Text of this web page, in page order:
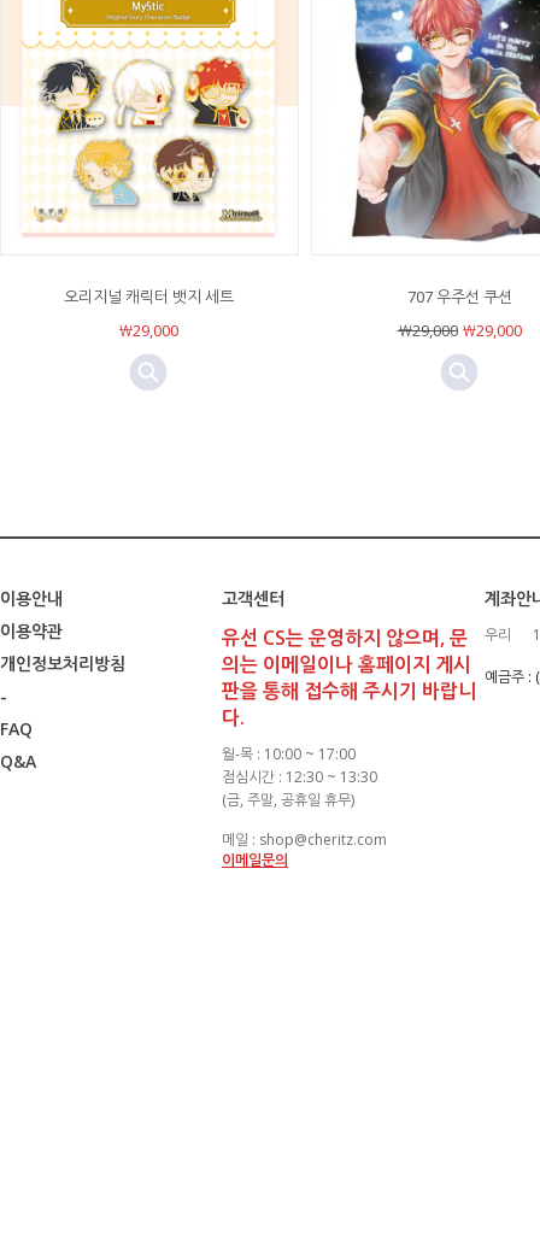
오리지널 캐릭터 뱃지 세트
￦29,000
707 우주선 쿠션
￦29,000￦29,000
이용안내
이용약관
개인정보처리방침
-
FAQ
Q&A
고객센터
유선 CS는 운영하지 않으며, 문
의는 이메일이나 홈페이지 게시
판을 통해 접수해 주시기 바랍니
다.
월-목 : 10:00 ~ 17:00
점심시간 : 12:30 ~ 13:30
(금, 주말, 공휴일 휴무)
메일 : shop@cheritz.com
이메일문의
계좌안
우리
예금주 :